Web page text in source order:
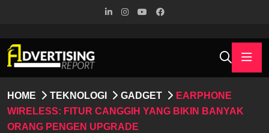
HOME TEKNOLOGI GADGET
EARPHONE
WIRELESS: FITUR CANGGIH YANG BIKIN BANYAK
ORANG PENGEN UPGRADE